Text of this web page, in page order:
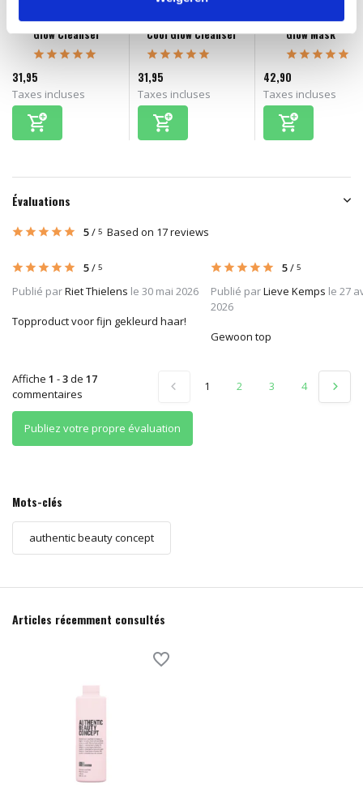
Glow Cleanser
31,95
Taxes incluses
Cool Glow Cleanser
31,95
Taxes incluses
Glow Mask
42,90
Taxes incluses
Évaluations
5/ 5 Based on 17 reviews
5/ 5
Publié parRiet Thielens le 30 mai 2026
Topproduct voor fijn gekleurd haar!
5/ 5
Publié parLieve Kemps le 27
2026
Gewoon top
Affiche 1 -3de 17
commentaires
1 2 3 4 5
Publiez votre propre évaluation
Mots-clés
authentic beauty concept
Articles récemment consultés